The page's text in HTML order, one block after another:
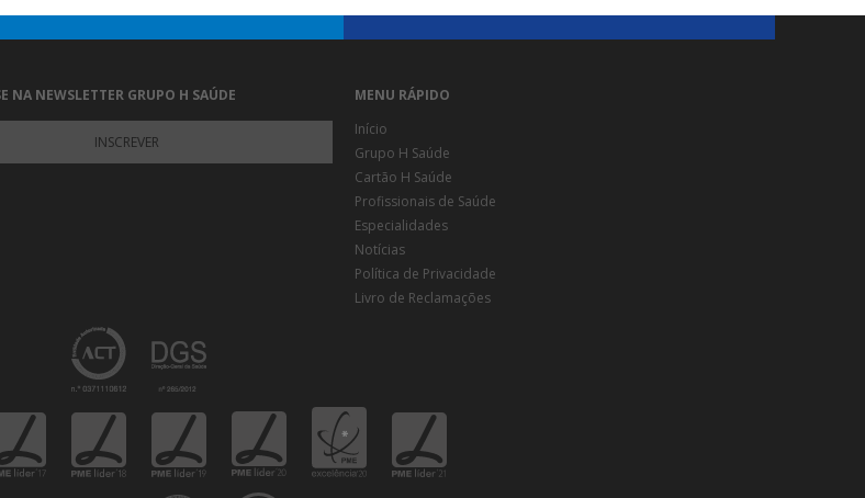
MENU RÁPIDO
Início
Grupo H Saúde
Cartão H Saúde
Profissionais de Saúde
Especialidades
Notícias
Política de Privacidade
Livro de Reclamações
NA NEWSLETTER GRUPO H SAÚDE
INSCREVER